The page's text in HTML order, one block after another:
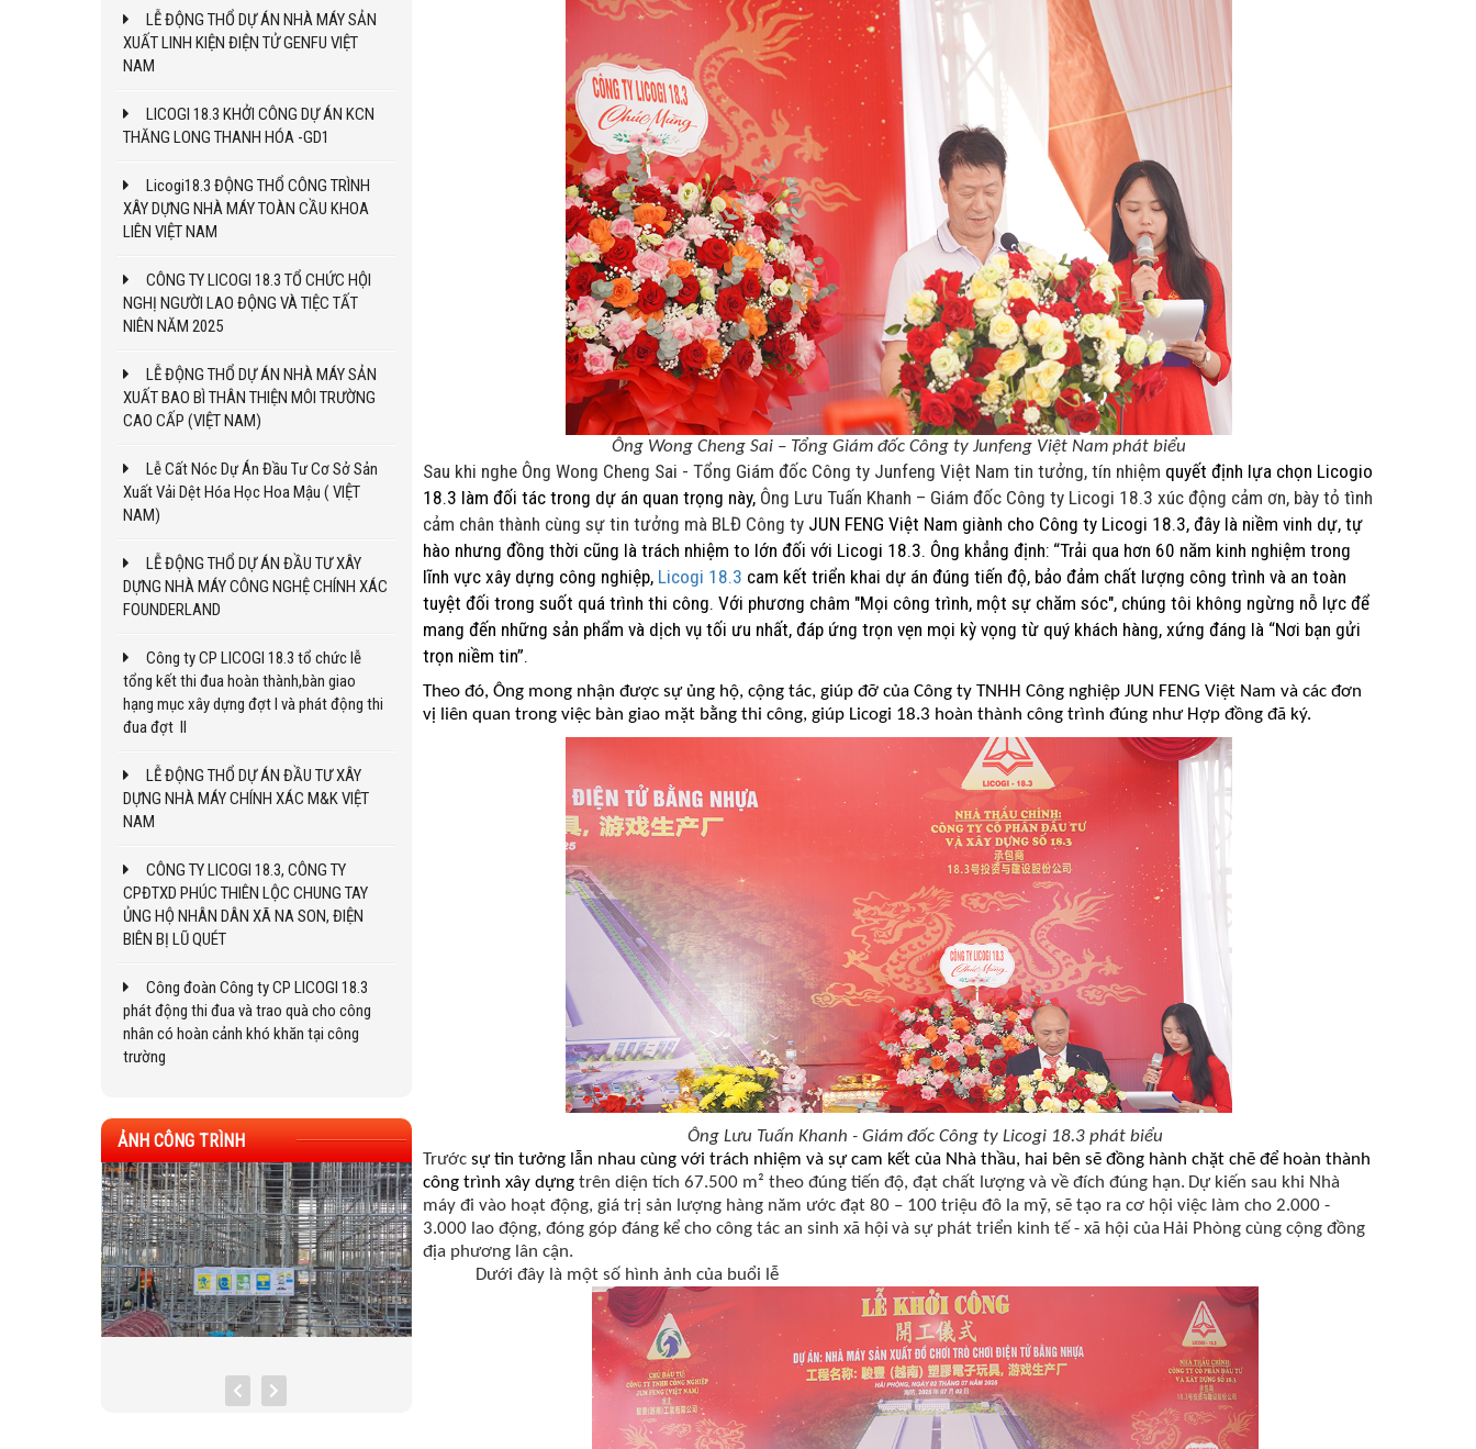
LỄ ĐỘNG THỔ DỰ ÁN NHÀ MÁY SẢN
XUẤT LINH KIỆN ĐIỆN TỬ GENFU VIỆT
NAM
LICOGI 18.3 KHỞI CÔNG DỰ ÁN KCN
THĂNG LONG THANH HÓA -GD1
Licogi18.3 ĐỘNG THỔ CÔNG TRÌNH
XÂY DỰNG NHÀ MÁY TOÀN CẦU KHOA
LIÊN VIỆT NAM
CÔNG TY LICOGI 18.3 TỔ CHỨC HỘI
NGHỊ NGƯỜI LAO ĐỘNG VÀ TIỆC TẤT
NIÊN NĂM 2025
LỄ ĐỘNG THỔ DỰ ÁN NHÀ MÁY SẢN
XUẤT BAO BÌ THÂN THIỆN MÔI TRƯỜNG
CAO CẤP (VIỆT NAM)
Lễ Cất Nóc Dự Án Đầu Tư Cơ Sở Sản
Xuất Vải Dệt Hóa Học Hoa Mậu ( VIỆT
NAM)
LỄ ĐỘNG THỔ DỰ ÁN ĐẦU TƯ XÂY
DỰNG NHÀ MÁY CÔNG NGHỆ CHÍNH XÁC
FOUNDERLAND
Công ty CP LICOGI 18.3 tổ chức lễ
tổng kết thi đua hoàn thành,bàn giao
hạng mục xây dựng đợt I và phát động thi
đua đợt II
LỄ ĐỘNG THỔ DỰ ÁN ĐẦU TƯ XÂY
DỰNG NHÀ MÁY CHÍNH XÁC M&K VIỆT
NAM
CÔNG TY LICOGI 18.3, CÔNG TY
CPĐTXD PHÚC THIÊN LỘC CHUNG TAY
ỦNG HỘ NHÂN DÂN XÃ NA SON, ĐIỆN
BIÊN BỊ LŨ QUÉT
Công đoàn Công ty CP LICOGI 18.3
phát động thi đua và trao quà cho công
nhân có hoàn cảnh khó khăn tại công
trường
ẢNH CÔNG TRÌNH
Ông Wong Cheng Sai – Tổng Giám đốc Công ty Junfeng Việt Nam phát biểu
Sau khi nghe Ông Wong Cheng Sai - Tổng Giám đốc Công ty Junfeng Việt Nam tin tưởng, tín nhiệm quyết định lựa chọn Licogio
18.3 làm đối tác trong dự án quan trọng này,Ông Lưu Tuấn Khanh – Giám đốc Công ty Licogi 18.3 xúc động cảm ơn, bày tỏ tình
cảm chân thành cùng sự tin tưởng mà BLĐ Công ty JUN FENG Việt Nam giành cho Công ty Licogi 18.3, đây là niềm vinh dự, tự
hào nhưng đồng thời cũng là trách nhiệm to lớn đối với Licogi 18.3. Ông khẳng định: “Trải qua hơn 60 năm kinh nghiệm trong
lĩnh vực xây dựng công nghiệp, Licogi 18.3 cam kết triển khai dự án đúng tiến độ, bảo đảm chất lượng công trình và an toàn
tuyệt đối trong suốt quá trình thi công. Với phương châm "Mọi công trình, một sự chăm sóc", chúng tôi không ngừng nỗ lực để
mang đến những sản phẩm và dịch vụ tối ưu nhất, đáp ứng trọn vẹn mọi kỳ vọng từ quý khách hàng, xứng đáng là “Nơi bạn gửi
trọn niềm tin”.
Theo đó, Ông mong nhận được sự ủng hộ, cộng tác, giúp đỡ của Công ty TNHH Công nghiệp JUN FENG Việt Nam và các đơn
vị liên quan trong việc bàn giao mặt bằng thi công, giúp Licogi 18.3 hoàn thành công trình đúng như Hợp đồng đã ký.
Ông Lưu Tuấn Khanh - Giám đốc Công ty Licogi 18.3 phát biểu
Trướcsự tin tưởng lẫn nhau cùng với trách nhiệm và sự cam kết của Nhà thầu, hai bên sẽ đồng hành chặt chẽ để hoàn thành
công trình xây dựng trên diện tích 67.500 m² theo đúng tiến độ, đạt chất lượng và về đích đúng hạn. Dự kiến sau khi Nhà
máy đi vào hoạt động, giá trị sản lượng hàng năm ước đạt 80 – 100 triệu đô la mỹ, sẽ tạora cơ hội việc làm cho2.000-
3.000 lao động, đóng góp đáng kểcho công tác an sinh xã hội và sự phát triển kinh tế - xã hội của Hải Phòng cùng cộng đồng
địa phương lân cận.
Dưới đây là một số hình ảnh của buổi lễ